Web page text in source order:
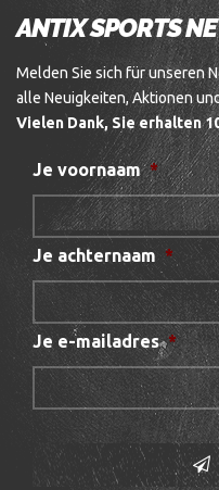
ANTIX SPORTS
Melden Sie sich für unseren
alle Neuigkeiten, Aktionen
Vielen Dank, Sie erhalten
Je voornaam *
Je achternaam *
Je e-mailadres *